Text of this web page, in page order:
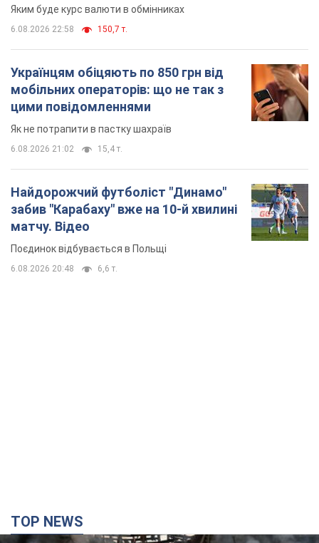
Яким буде курс валюти в обмінниках
6.08.2026 22:58 150,7 т.
Українцям обіцяють по 850 грн від
мобільних операторів: що не так з
цими повідомленнями
Як не потрапити в пастку шахраїв
6.08.2026 21:02 15,4 т.
Найдорожчий футболіст "Динамо"
забив "Карабаху" вже на 10-й хвилині
матчу. Відео
Поєдинок відбувається в Польщі
6.08.2026 20:48 6,6 т.
TOP NEWS